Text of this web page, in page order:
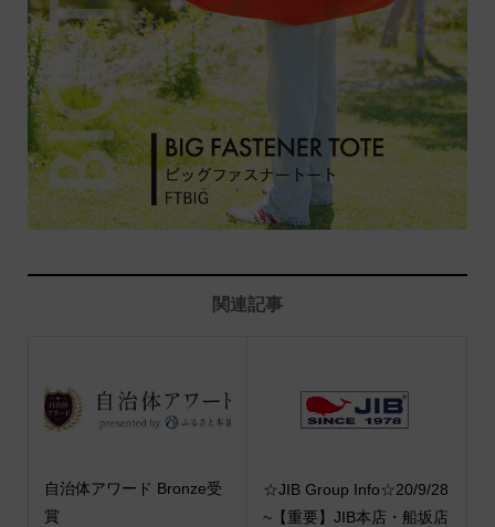
関連記事
自治体アワード Bronze受
賞
☆JIB Group Info☆20/9/28
~【重要】JIB本店・船坂店